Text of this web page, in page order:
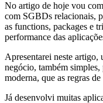
No artigo de hoje vou
com SGBDs relacionais,
as functions, packages e
performance das
Apresentarei neste artigo,
negócio, também
moderna, que as regras
Já desenvolvi muitas